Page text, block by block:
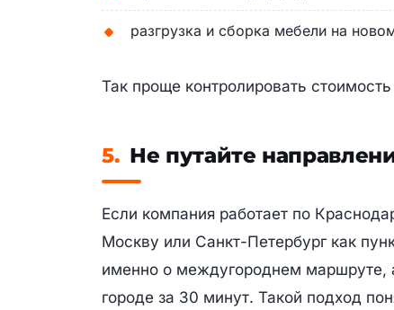
разгрузка и сборка мебели на
Так проще контролировать
5. Не путайте
Если компания работает по
Москву или Санкт-Петербург как
именно о междугороднем
городе за 30 минут. Такой подход